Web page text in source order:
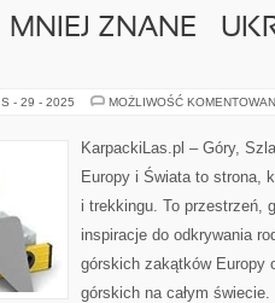
ZNANE –
- 29 - 2025 MOŻLIWOŚĆ
KarpackiLas.pl – Góry,
Europy i Świata to strona,
i trekkingu. To przestrzeń,
inspiracje do odkrywania
górskich zakątków Europy
górskich na całym